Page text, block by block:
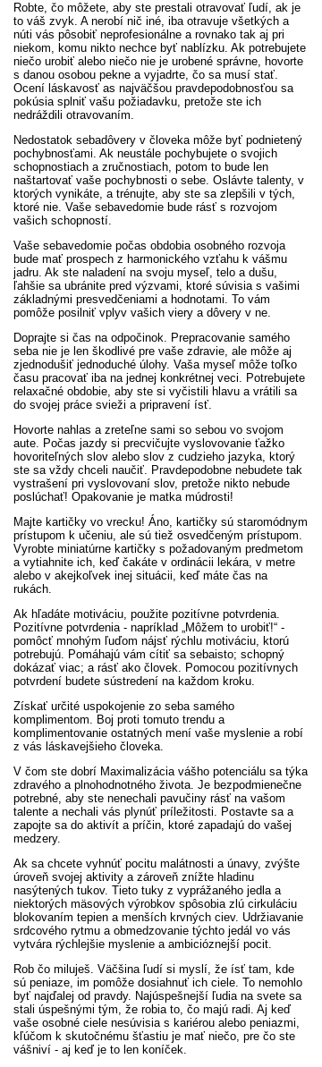
Robte, čo môžete, aby ste prestali otravovať ľudí, ak je
to váš zvyk. A nerobí nič iné, iba otravuje všetkých a
núti vás pôsobiť neprofesionálne a rovnako tak aj pri
niekom, komu nikto nechce byť nablízku. Ak potrebujete
niečo urobiť alebo niečo nie je urobené správne, hovorte
s danou osobou pekne a vyjadrte, čo sa musí stať.
Ocení láskavosť as najväčšou pravdepodobnosťou sa
pokúsia splniť vašu požiadavku, pretože ste ich
nedráždili otravovaním.
Nedostatok sebadôvery v človeka môže byť podnietený
pochybnosťami. Ak neustále pochybujete o svojich
schopnostiach a zručnostiach, potom to bude len
naštartovať vaše pochybnosti o sebe. Oslávte talenty, v
ktorých vynikáte, a trénujte, aby ste sa zlepšili v tých,
ktoré nie. Vaše sebavedomie bude rásť s rozvojom
vašich schopností.
Vaše sebavedomie počas obdobia osobného rozvoja
bude mať prospech z harmonického vzťahu k vášmu
jadru. Ak ste naladení na svoju myseľ, telo a dušu,
ľahšie sa ubránite pred výzvami, ktoré súvisia s vašimi
základnými presvedčeniami a hodnotami. To vám
pomôže posilniť vplyv vašich viery a dôvery v ne.
Doprajte si čas na odpočinok. Prepracovanie samého
seba nie je len škodlivé pre vaše zdravie, ale môže aj
zjednodušiť jednoduché úlohy. Vaša myseľ môže toľko
času pracovať iba na jednej konkrétnej veci. Potrebujete
relaxačné obdobie, aby ste si vyčistili hlavu a vrátili sa
do svojej práce svieži a pripravení ísť.
Hovorte nahlas a zreteľne sami so sebou vo svojom
aute. Počas jazdy si precvičujte vyslovovanie ťažko
hovoriteľných slov alebo slov z cudzieho jazyka, ktorý
ste sa vždy chceli naučiť. Pravdepodobne nebudete tak
vystrašení pri vyslovovaní slov, pretože nikto nebude
poslúchať! Opakovanie je matka múdrosti!
Majte kartičky vo vrecku! Áno, kartičky sú staromódnym
prístupom k učeniu, ale sú tiež osvedčeným prístupom.
Vyrobte miniatúrne kartičky s požadovaným predmetom
a vytiahnite ich, keď čakáte v ordinácii lekára, v metre
alebo v akejkoľvek inej situácii, keď máte čas na
rukách.
Ak hľadáte motiváciu, použite pozitívne potvrdenia.
Pozitívne potvrdenia - napríklad „Môžem to urobiť!“ -
pomôcť mnohým ľuďom nájsť rýchlu motiváciu, ktorú
potrebujú. Pomáhajú vám cítiť sa sebaisto; schopný
dokázať viac; a rásť ako človek. Pomocou pozitívnych
potvrdení budete sústredení na každom kroku.
Získať určité uspokojenie zo seba samého
komplimentom. Boj proti tomuto trendu a
komplimentovanie ostatných mení vaše myslenie a robí
z vás láskavejšieho človeka.
V čom ste dobrí Maximalizácia vášho potenciálu sa týka
zdravého a plnohodnotného života. Je bezpodmienečne
potrebné, aby ste nenechali pavučiny rásť na vašom
talente a nechali vás plynúť príležitosti. Postavte sa a
zapojte sa do aktivít a príčin, ktoré zapadajú do vašej
medzery.
Ak sa chcete vyhnúť pocitu malátnosti a únavy, zvýšte
úroveň svojej aktivity a zároveň znížte hladinu
nasýtených tukov. Tieto tuky z vyprážaného jedla a
niektorých mäsových výrobkov spôsobia zlú cirkuláciu
blokovaním tepien a menších krvných ciev. Udržiavanie
srdcového rytmu a obmedzovanie týchto jedál vo vás
vytvára rýchlejšie myslenie a ambicióznejší pocit.
Rob čo miluješ. Väčšina ľudí si myslí, že ísť tam, kde
sú peniaze, im pomôže dosiahnuť ich ciele. To nemohlo
byť najďalej od pravdy. Najúspešnejší ľudia na svete sa
stali úspešnými tým, že robia to, čo majú radi. Aj keď
vaše osobné ciele nesúvisia s kariérou alebo peniazmi,
kľúčom k skutočnému šťastiu je mať niečo, pre čo ste
vášniví - aj keď je to len koníček.